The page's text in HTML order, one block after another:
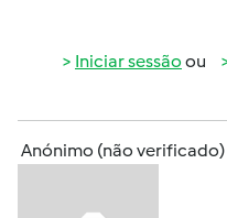
Iniciar sessão ou
Anónimo (não verificado)